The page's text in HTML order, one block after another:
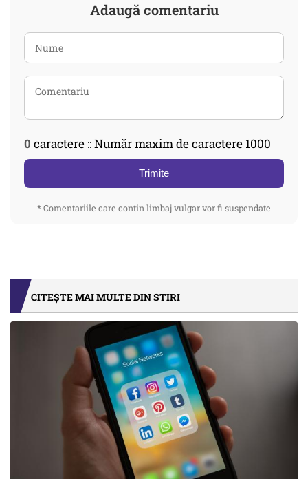
Adaugă comentariu
0 caractere :: Număr maxim de caractere 1000
Trimite
* Comentariile care contin limbaj vulgar vor fi suspendate
CITEȘTE MAI MULTE DIN STIRI